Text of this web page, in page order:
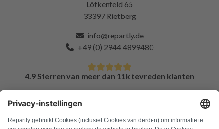
Löfkenfeld 65
33397 Rietberg
info@repartly.de
+49 (0) 2944 4899480
4.9 Sterren van meer dan 11k tevreden klanten